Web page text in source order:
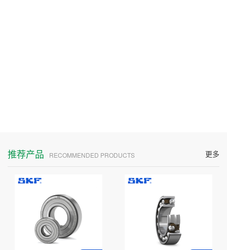
更多
推荐产品 RECOMMENDED PRODUCTS